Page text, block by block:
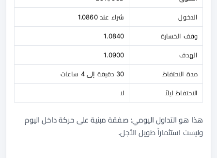
الدخول شراء عند 1.0860
وقف الخسارة 1.0840
الهدف 1.0900
مدة الاحتفاظ 30 دقيقة إلى 4 ساعات
الاحتفاظ ليلاً لا
هذا هو التداول اليومي: صفقة مبنية على حركة داخل اليوم
وليست استثماراً طويل الأجل.